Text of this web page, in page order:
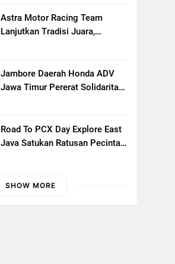
Astra Motor Racing Team
Lanjutkan Tradisi Juara,
Putaran Ke 3
Jambore Daerah Honda ADV
Jawa Timur Pererat Solidaritas
Banyuwangi
Road To PCX Day Explore East
Java Satukan Ratusan Pecinta
SHOW MORE